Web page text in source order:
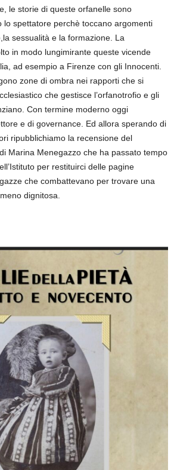
le storie di queste orfanelle sono
lo spettatore perchè toccano argomenti
sessualità e la formazione. La
in modo lungimirante queste vicende
ad esempio a Firenze con gli Innocenti.
zone di ombra nei rapporti che si
che gestisce l’orfanotrofio e gli
Con termine moderno oggi
e di governance. Ed allora sperando di
ripubblichiamo la recensione del
Marina Menegazzo che ha passato tempo
per restituirci delle pagine
che combattevano per trovare una
dignitosa.